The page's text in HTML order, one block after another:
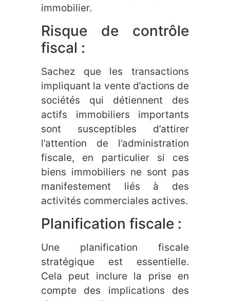
immobilier.
Risque de contrôle
fiscal :
Sachez que les transactions
impliquant la vente d’actions de
sociétés qui détiennent des
actifs immobiliers importants
sont susceptibles d’attirer
l’attention de l’administration
fiscale, en particulier si ces
biens immobiliers ne sont pas
manifestement liés à des
activités commerciales actives.
Planification fiscale :
Une planification fiscale
stratégique est essentielle.
Cela peut inclure la prise en
compte des implications des